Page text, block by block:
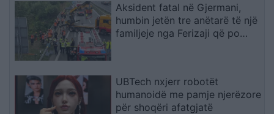
Aksident fatal në Gjermani,
humbin jetën tre anëtarë të një
familjeje nga Ferizaji që po
UBTech nxjerr robotët
humanoidë me pamje njerëzore
për shoqëri afatgjatë